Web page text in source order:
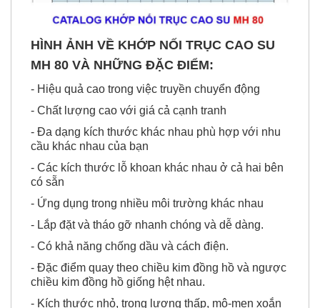
HÌNH ẢNH VỀ KHỚP NỐI TRỤC CAO SU
MH 80 VÀ NHỮNG ĐẶC ĐIỂM:
- Hiệu quả cao trong việc truyền chuyển động
- Chất lượng cao với giá cả cạnh tranh
- Đa dạng kích thước khác nhau phù hợp với nhu
cầu khác nhau của bạn
- Các kích thước lỗ khoan khác nhau ở cả hai bên
có sẵn
- Ứng dụng trong nhiều môi trường khác nhau
- Lắp đặt và tháo gỡ nhanh chóng và dễ dàng.
- Có khả năng chống dầu và cách điện.
- Đặc điểm quay theo chiều kim đồng hồ và ngược
chiều kim đồng hồ giống hệt nhau.
- Kích thước nhỏ, trọng lượng thấp, mô-men xoắn
truyền cao.